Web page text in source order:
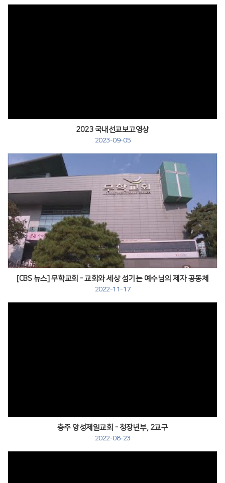
2023 국내선교보고영상
2023-09-05
[CBS 뉴스] 무학교회 - 교회와 세상 섬기는 예수님의 제자 공동체
2022-11-17
충주 앙성제일교회 - 청장년부, 2교구
2022-08-23